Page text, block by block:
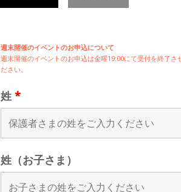
週末開催のイベントのお申込について
週末開催のイベントのお申込は金曜19:00にて受付を終了さ
ださい。
姓 *
姓（お子さま）